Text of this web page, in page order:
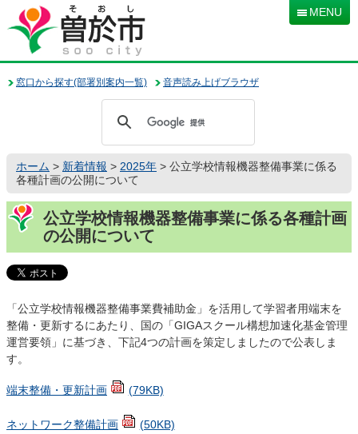
本
文
移
動
音声読み上げブラウザ
窓口から探す(部署別案内一覧)
MENU
ホーム > 新着情報 > 2025年 > 公立学校情報機器整備事業に係る
各種計画の公開について
公立学校情報機器整備事業に係る各種計画
の公開について
「公立学校情報機器整備事業費補助金」を活用して学習者用端末を
整備・更新するにあたり、国の「GIGAスクール構想加速化基金管理
運営要領」に基づき、下記4つの計画を策定しましたので公表しま
す。
端末整備・更新計画 (79KB)
ネットワーク整備計画 (50KB)